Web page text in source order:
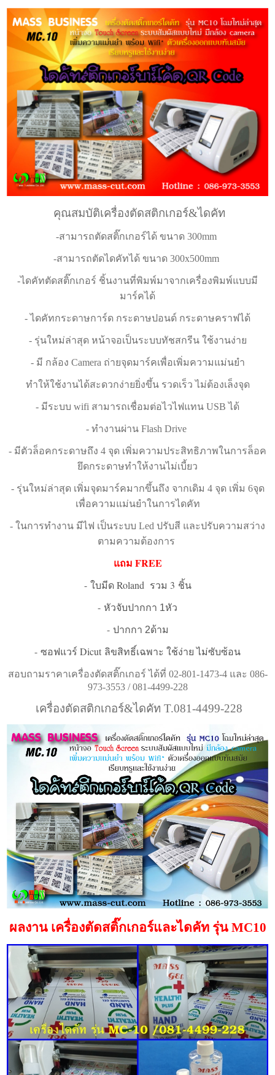
คุณสมบัติเครื่องตัดสติกเกอร์&ไดคัท
-สามารถตัดสติ๊กเกอร์ได้ ขนาด 300mm
-สามารถตัดไดคัทได้ ขนาด 300x500mm
-ไดคัทตัดสติ๊กเกอร์ ชิ้นงานที่พิมพ์มาจากเครื่องพิมพ์แบบมี
มาร์คได้
- ไดคัทกระดาษการ์ด กระดาษปอนด์ กระดาษคราฟได้
- รุ่นใหม่ล่าสุด หน้าจอเป็นระบบทัชสกรีน ใช้งานง่าย
- มี กล้อง Camera ถ่ายจุดมาร์คเพื่อเพิ่มความแม่นยำ
ทำให้ใช้งานได้สะดวกง่ายยิ่งขึ้น รวดเร็ว ไม่ต้องเล็งจุด
- มีระบบ wifi สามารถเชื่อมต่อไวไฟแทน USB ได้
- ทำงานผ่าน Flash Drive
- มีตัวล็อคกระดาษถึง 4 จุด เพิ่มความประสิทธิภาพในการล็อค
ยึดกระดาษทำให้งานไม่เบี้ยว
- รุ่นใหม่ล่าสุด เพิ่มจุดมาร์คมากขึ้นถึง จากเดิม 4 จุด เพิ่ม 6จุด
เพื่อความแม่นยำในการไดคัท
- ในการทำงาน มีไฟ เป็นระบบ Led ปรับสี และปรับความสว่าง
ตามความต้องการ
แถม FREE
- ใบมีด Roland รวม 3 ชิ้น
- หัวจับปากกา 1หัว
- ปากกา 2ด้าม
- ซอฟแวร์ Dicut ลิขสิทธิ์เฉพาะ ใช้ง่าย ไม่ซับซ้อน
สอบถามราคาเครื่องตัดสติ๊กเกอร์ ได้ที่ 02-801-1473-4 และ 086-
973-3553 / 081-4499-228
เครื่องตัดสติกเกอร์&ไดคัท T.081-4499-228
ผลงาน เครื่องตัดสติ๊กเกอร์และไดคัท รุ่น MC10